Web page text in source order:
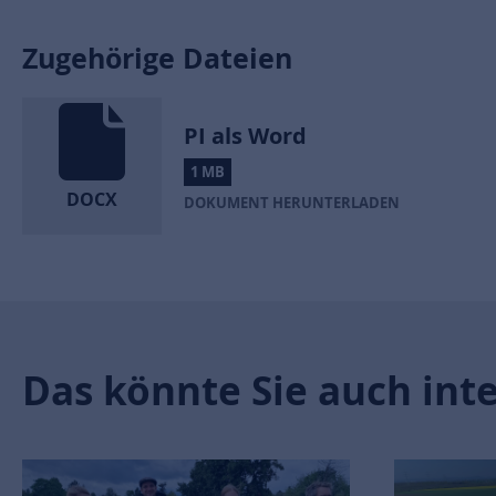
Zugehörige Dateien
DOCX
PI als Word
1 MB
DOKUMENT HERUNTERLADEN
Das könnte Sie auch